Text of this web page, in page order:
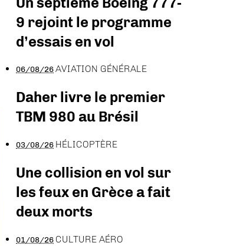
9 rejoint le programme
d’essais en vol
06/08/26AVIATION GÉNÉRALE
Daher livre le premier
TBM 980 au Brésil
03/08/26 HÉLICOPTÈRE
Une collision en vol sur
les feux en Grèce a fait
deux morts
01/08/26 CULTURE AÉRO